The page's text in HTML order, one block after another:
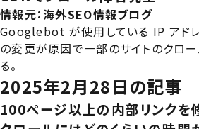
情報元： 海外SEO情報ブログ
Googlebot が使用している IP アドレ
の変更が原因で一部のサイトのクロ
る。
2025年2月28日の記事
100ページ以上の内部リンクを